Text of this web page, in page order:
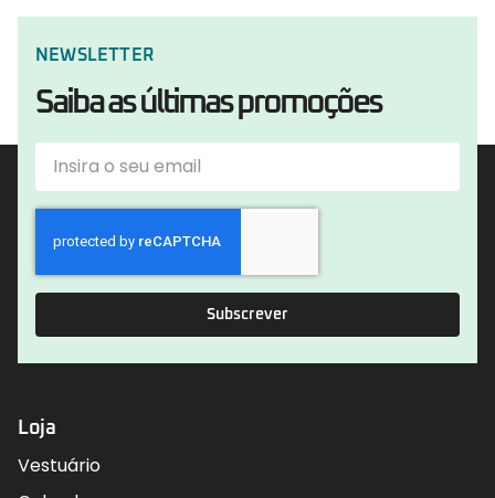
NEWSLETTER
Saiba as últimas promoções
Subscrever
Loja
Vestuário